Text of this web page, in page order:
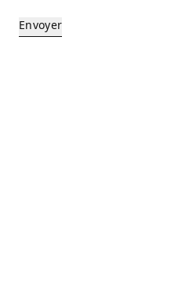
Envoyer